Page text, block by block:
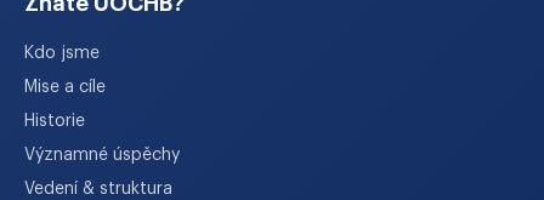
Kdo jsme
Mise a cíle
Historie
Významné úspěchy
Vedení & struktura